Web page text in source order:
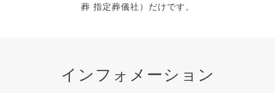
葬 指定葬儀社）だけです。
インフォメーション